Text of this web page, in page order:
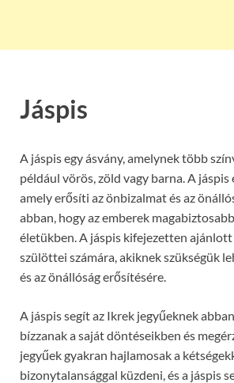
Jáspis
A jáspis egy ásvány, amelynek több
például vörös, zöld vagy barna. A jáspis
amely erősíti az önbizalmat és az
abban, hogy az emberek
életükben. A jáspis kifejezetten ajánlott
szülöttei számára, akiknek szükségük
és az önállóság erősítésére.
A jáspis segít az Ikrek jegyűeknek
bízzanak a saját döntéseikben és
jegyűek gyakran hajlamosak a
bizonytalansággal küzdeni, és a jáspis